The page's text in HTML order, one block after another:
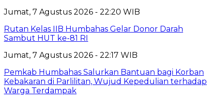
Jumat, 7 Agustus 2026 - 22:20 WIB
Rutan Kelas IIB Humbahas Gelar Donor Darah
Sambut HUT ke-81 RI
Jumat, 7 Agustus 2026 - 22:17 WIB
Pemkab Humbahas Salurkan Bantuan bagi Korban
Kebakaran di Parlilitan, Wujud Kepedulian terhadap
Warga Terdampak